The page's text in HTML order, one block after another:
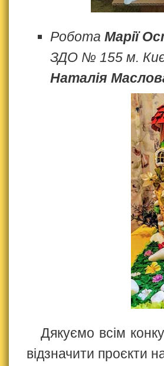
Робота Марії
ЗДО № 155 м.
Наталія
Дякуємо всім
відзначити проєкти